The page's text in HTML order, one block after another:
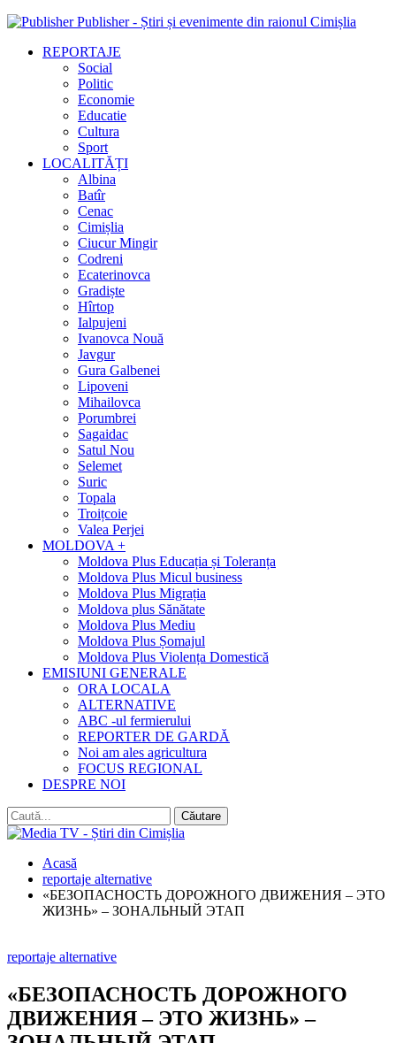
Publisher - Știri și evenimente din raionul Cimișlia
REPORTAJE
Social
Politic
Economie
Educatie
Cultura
Sport
LOCALITĂȚI
Albina
Batîr
Cenac
Cimișlia
Ciucur Mingir
Codreni
Ecaterinovca
Gradiște
Hîrtop
Ialpujeni
Ivanovca Nouă
Javgur
Gura Galbenei
Lipoveni
Mihailovca
Porumbrei
Sagaidac
Satul Nou
Selemet
Suric
Topala
Troițcoie
Valea Perjei
MOLDOVA +
Moldova Plus Educația și Toleranța
Moldova Plus Micul business
Moldova Plus Migrația
Moldova plus Sănătate
Moldova Plus Mediu
Moldova Plus Șomajul
Moldova Plus Violența Domestică
EMISIUNI GENERALE
ORA LOCALA
ALTERNATIVE
ABC -ul fermierului
REPORTER DE GARDĂ
Noi am ales agricultura
FOCUS REGIONAL
DESPRE NOI
Acasă
reportaje alternative
«БЕЗОПАСНОСТЬ ДОРОЖНОГО ДВИЖЕНИЯ – ЭТО
ЖИЗНЬ» – ЗОНАЛЬНЫЙ ЭТАП
reportaje alternative
«БЕЗОПАСНОСТЬ ДОРОЖНОГО
ДВИЖЕНИЯ – ЭТО ЖИЗНЬ» –